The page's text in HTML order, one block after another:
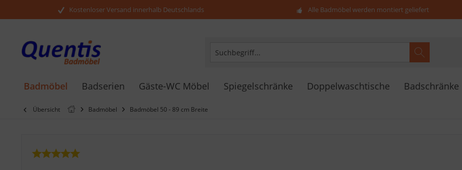
Kostenloser Versand innerhalb Deutschlands Alle Badmöbel werden montiert geliefert
Badmöbel Badserien Gäste-WC Möbel Spiegelschränke Doppelwaschtische Badschränke
Übersicht Badmöbel Badmöbel 50 - 89 cm Breite